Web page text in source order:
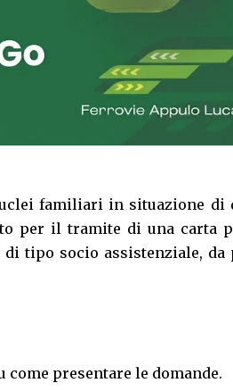
familiari in situazione di
per il tramite di una carta
di tipo socio assistenziale, da
presentare le domande.